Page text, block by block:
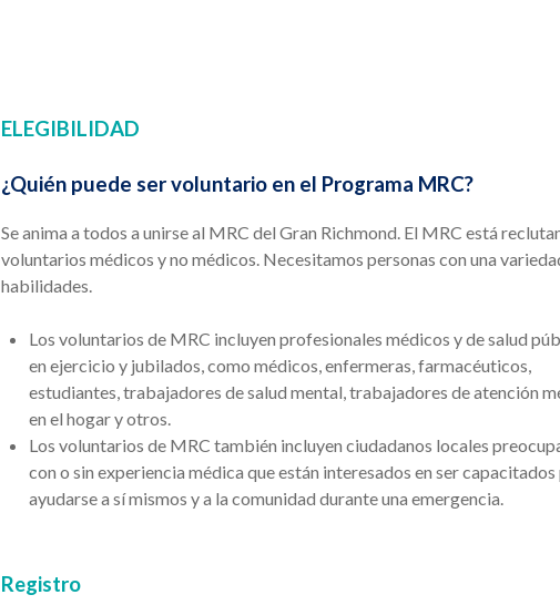
ELEGIBILIDAD
¿Quién puede ser voluntario en el Programa MRC?
Se anima a todos a unirse al MRC del Gran Richmond. El MRC está
voluntarios médicos y no médicos. Necesitamos personas con una
habilidades.
Los voluntarios de MRC incluyen profesionales médicos y de salud
en ejercicio y jubilados, como médicos, enfermeras, farmacéuticos,
estudiantes, trabajadores de salud mental, trabajadores de atención
en el hogar y otros.
Los voluntarios de MRC también incluyen ciudadanos locales
con o sin experiencia médica que están interesados en ser capacitados
ayudarse a sí mismos y a la comunidad durante una emergencia.
Registro